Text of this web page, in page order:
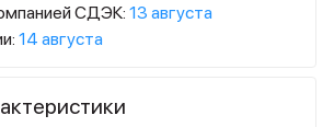
СДЭК: 13 августа
14 августа